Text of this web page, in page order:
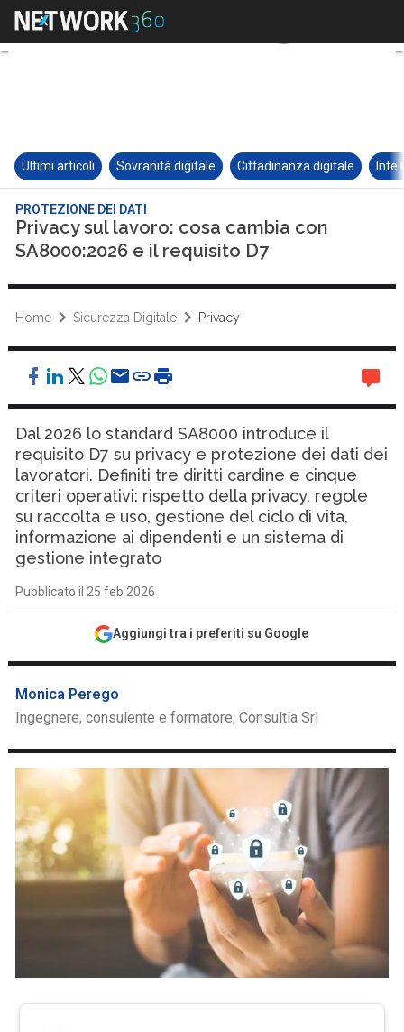
Ultimi articoli Sovranità digitale Cittadinanza digitale
PROTEZIONE DEI DATI
Privacy sul lavoro: cosa cambia con
SA8000:2026 e il requisito D7
Home Sicurezza Digitale Privacy
Dal 2026 lo standard SA8000 introduce il
requisito D7 su privacy e protezione dei dati dei
lavoratori. Definiti tre diritti cardine e cinque
criteri operativi: rispetto della privacy, regole
su raccolta e uso, gestione del ciclo di vita,
informazione ai dipendenti e un sistema di
gestione integrato
Pubblicato il 25 feb 2026
Aggiungi tra i preferiti su Google
Monica Perego
Ingegnere, consulente e formatore, Consultia Srl